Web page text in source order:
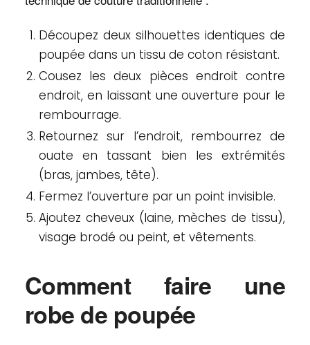
Découpez deux silhouettes identiques de
poupée dans un tissu de coton résistant.
Cousez les deux pièces endroit contre
endroit, en laissant une ouverture pour le
rembourrage.
Retournez sur l’endroit, rembourrez de
ouate en tassant bien les extrémités
(bras, jambes, tête).
Fermez l’ouverture par un point invisible.
Ajoutez cheveux (laine, mèches de tissu),
visage brodé ou peint, et vêtements.
Comment faire une
robe de poupée